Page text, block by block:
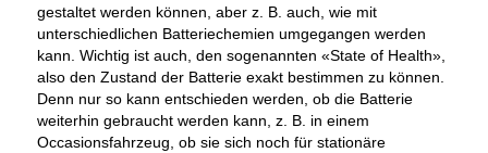
gestaltet werden können, aber z. B. auch, wie mit
unterschiedlichen Batteriechemien umgegangen werden
kann. Wichtig ist auch, den sogenannten «State of Health»,
also den Zustand der Batterie exakt bestimmen zu können.
Denn nur so kann entschieden werden, ob die Batterie
weiterhin gebraucht werden kann, z. B. in einem
Occasionsfahrzeug, ob sie sich noch für stationäre